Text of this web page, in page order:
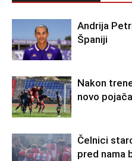
Andrija
Španiji
Nakon
novo
Čelnici
pred nama